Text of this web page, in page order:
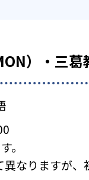
）・三葛
。
なりますが